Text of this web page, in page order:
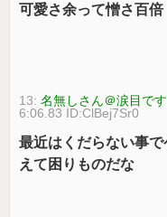
可愛さ余って憎さ百倍
13:名無しさん＠涙目で
6:06.83 ID:ClBej7Sr0
最近はくだらない事
えて困りものだな